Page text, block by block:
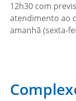
12h30 com
atendimento ao
amanhã (sexta-